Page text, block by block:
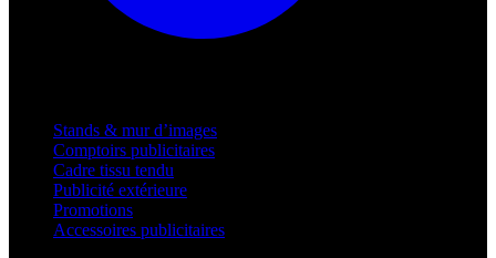
Stands & mur d’images
Comptoirs publicitaires
Cadre tissu tendu
Publicité extérieure
Promotions
Accessoires publicitaires